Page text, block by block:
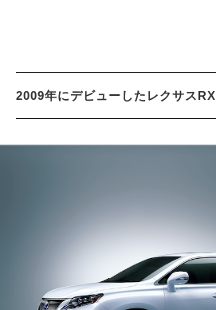
2009年にデビューしたレクサスRX